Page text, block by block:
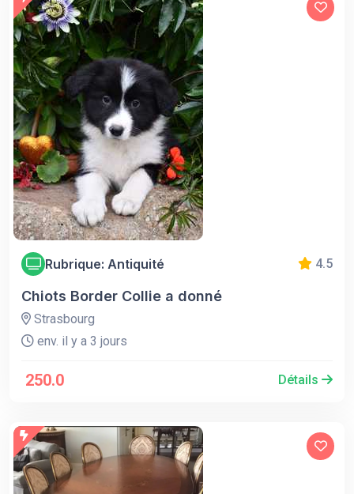
Rubrique: Antiquité 4.5
Chiots Border Collie a donné
Strasbourg
env. il y a 3 jours
250.0 Détails